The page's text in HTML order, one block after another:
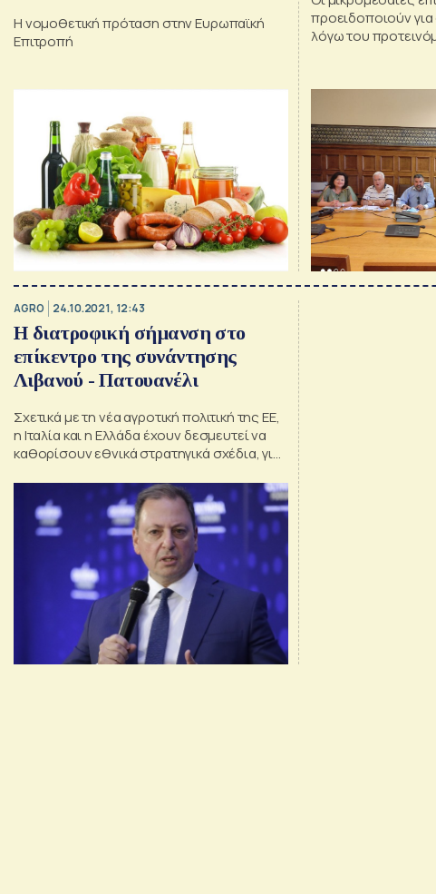
Η νομοθετική πρόταση στην Ευρωπαϊκή
Επιτροπή
προειδοποιούν
λόγω του
AGRO 24.10.2021, 12:43
Η διατροφική σήμανση στο
επίκεντρο της συνάντησης
Λιβανού - Πατουανέλι
Σχετικά με τη νέα αγροτική πολιτική της ΕΕ,
η Ιταλία και η Ελλάδα έχουν δεσμευτεί να
καθορίσουν εθνικά στρατηγικά σχέδια, για
ευρωπαϊκό επίπεδο